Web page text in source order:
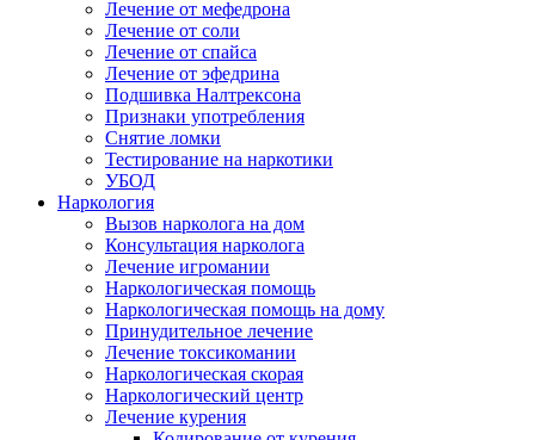
Лечение от мефедрона
Лечение от соли
Лечение от спайса
Лечение от эфедрина
Подшивка Налтрексона
Признаки употребления
Снятие ломки
Тестирование на наркотики
УБОД
Наркология
Вызов нарколога на дом
Консультация нарколога
Лечение игромании
Наркологическая помощь
Наркологическая помощь на дому
Принудительное лечение
Лечение токсикомании
Наркологическая скорая
Наркологический центр
Лечение курения